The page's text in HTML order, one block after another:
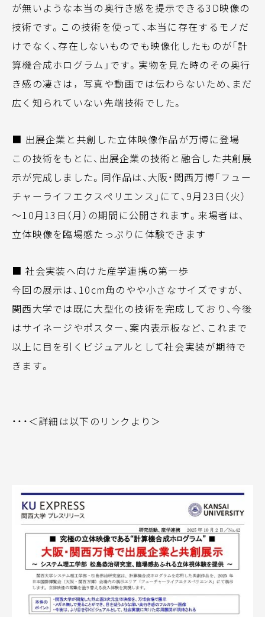
が無いような本当の奥行き感を提示できる3D映像の
技術です。この技術を使って、本当に存在するモノだ
けでなく、存在しないものでも映像化したものが「計
算機合成ホログラム」です。実物を見た時のその奥行
き感の凄さは，写真や動画では伝わらないため、まだ
広く知られていない先端技術でした。
■ 出展企業と共創した立体映像作品が万博に登場
この技術をもとに、出展企業の技術と融合した共創展
示が完成しました。同作品は、大阪・関西万博「フュー
チャーライフエクスペリエンス」にて、9月23日（火）
～10月13日（月）の期間に公開されます。来場者は、
立体映像を臨場感たっぷりに体験できます
■ 社会実装へ向けた産学連携の第一歩
今回の展示は、10cm角のやや小さなサイズですが、
関西大学では既に大型化の技術を完成しており、今後
はサイネージやポスター、案内表示板など、これまで
以上に目を引くビジュアルとして社会実装が期待で
きます。
・・・＜詳細は以下のリンクより＞